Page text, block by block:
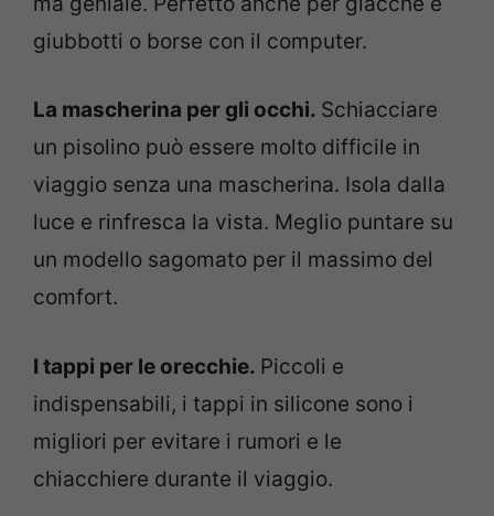
giubbotti o borse con il computer.
La mascherina per gli occhi. Schiacciare
un pisolino può essere molto difficile in
viaggio senza una mascherina. Isola dalla
luce e rinfresca la vista. Meglio puntare su
un modello sagomato per il massimo del
comfort.
I tappi per le orecchie. Piccoli e
indispensabili, i tappi in silicone sono i
migliori per evitare i rumori e le
chiacchiere durante il viaggio.